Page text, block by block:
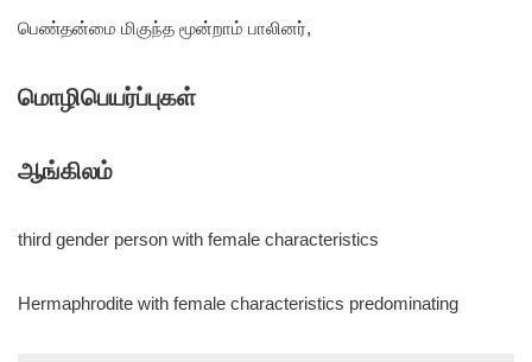
பெண்தன்மை மிகுந்த மூன்றாம் பாலினர்,
மொழிபெயர்ப்புகள்
ஆங்கிலம்
third gender person with female characteristics
Hermaphrodite with female characteristics predominating